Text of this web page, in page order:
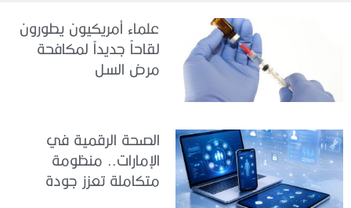
علماء أمريكيون يطورون
لقاحاً جديداً لمكافحة
مرض السل
الصحة الرقمية في
الإمارات.. منظومة
متكاملة تعزز جودة